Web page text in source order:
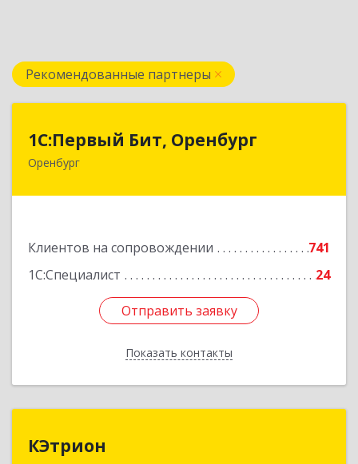
Рекомендованные партнеры
1С:Первый Бит, Оренбург
Оренбург
Клиентов на сопровождении
741
1С:Специалист
24
Отправить заявку
Показать контакты
1С:Первый Бит, Оренбург
460044, Оренбургская обл, Оренбург, Березка
Отправить заявку
Назад
КЭтрион